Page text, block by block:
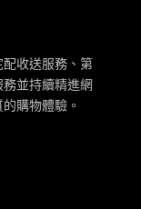
收送服務、第
並持續精進網
購物體驗。